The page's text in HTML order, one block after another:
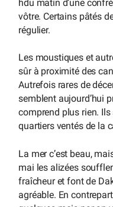
hdu matin d’une
vôtre. Certains pâtés
régulier.
Les moustiques et
sûr à proximité des
Autrefois rares de
semblent aujourd’hui
comprend plus rien.
quartiers ventés de la
La mer c’est beau,
mai les alizées
fraîcheur et font de
agréable. En